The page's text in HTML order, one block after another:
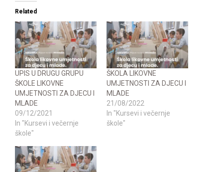
Related
UPIS U DRUGU GRUPU
ŠKOLE LIKOVNE
UMJETNOSTI ZA DJECU I
MLADE
09/12/2021
In "Kursevi i večernje
škole"
ŠKOLA LIKOVNE
UMJETNOSTI ZA DJECU I
MLADE
21/08/2022
In "Kursevi i večernje
škole"